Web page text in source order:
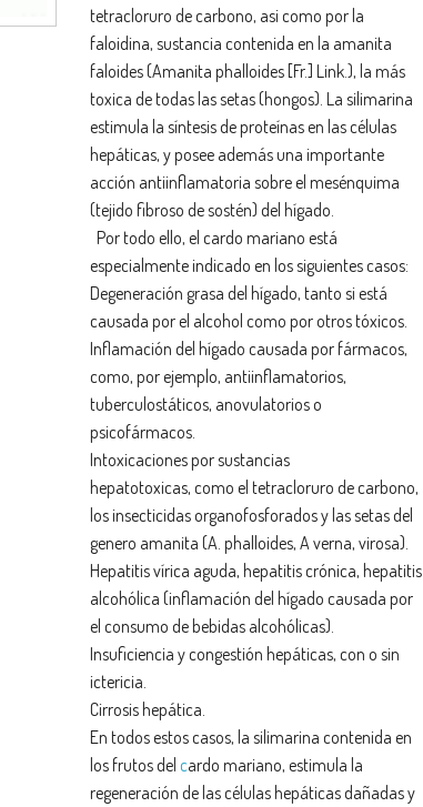
tetracloruro de carbono, asi como por la
faloidina, sustancia contenida en la amanita
faloides (Amanita phalloides [Fr.] Link.), la más
toxica de todas las setas (hongos). La silimarina
estimula la síntesis de proteínas en las células
hepáticas, y posee además una importante
acción antiinflamatoria sobre el mesénquima
(tejido fibroso de sostén) del hígado.
Por todo ello, el cardo mariano está
especialmente indicado en los siguientes casos:
Degeneración grasa del hígado, tanto si está
causada por el alcohol como por otros tóxicos.
Inflamación del hígado causada por fármacos,
como, por ejemplo, antiinflamatorios,
tuberculostáticos, anovulatorios o
psicofármacos.
Intoxicaciones por sustancias
hepatotoxicas, como el tetracloruro de carbono,
los insecticidas organofosforados y las setas del
genero amanita (A. phalloides, A verna, virosa).
Hepatitis vírica aguda, hepatitis crónica, hepatitis
alcohólica (inflamación del hígado causada por
el consumo de bebidas alcohólicas).
Insuficiencia y congestión hepáticas, con o sin
ictericia.
Cirrosis hepática.
En todos estos casos, la silimarina contenida en
los frutos del cardo mariano, estimula la
regeneración de las células hepáticas dañadas y